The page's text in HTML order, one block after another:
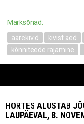
Märksõnad:
äärekivid
kivist aed
kõnniteede rajamine
HORTES ALUSTAB
LAUPÄEVAL, 8.